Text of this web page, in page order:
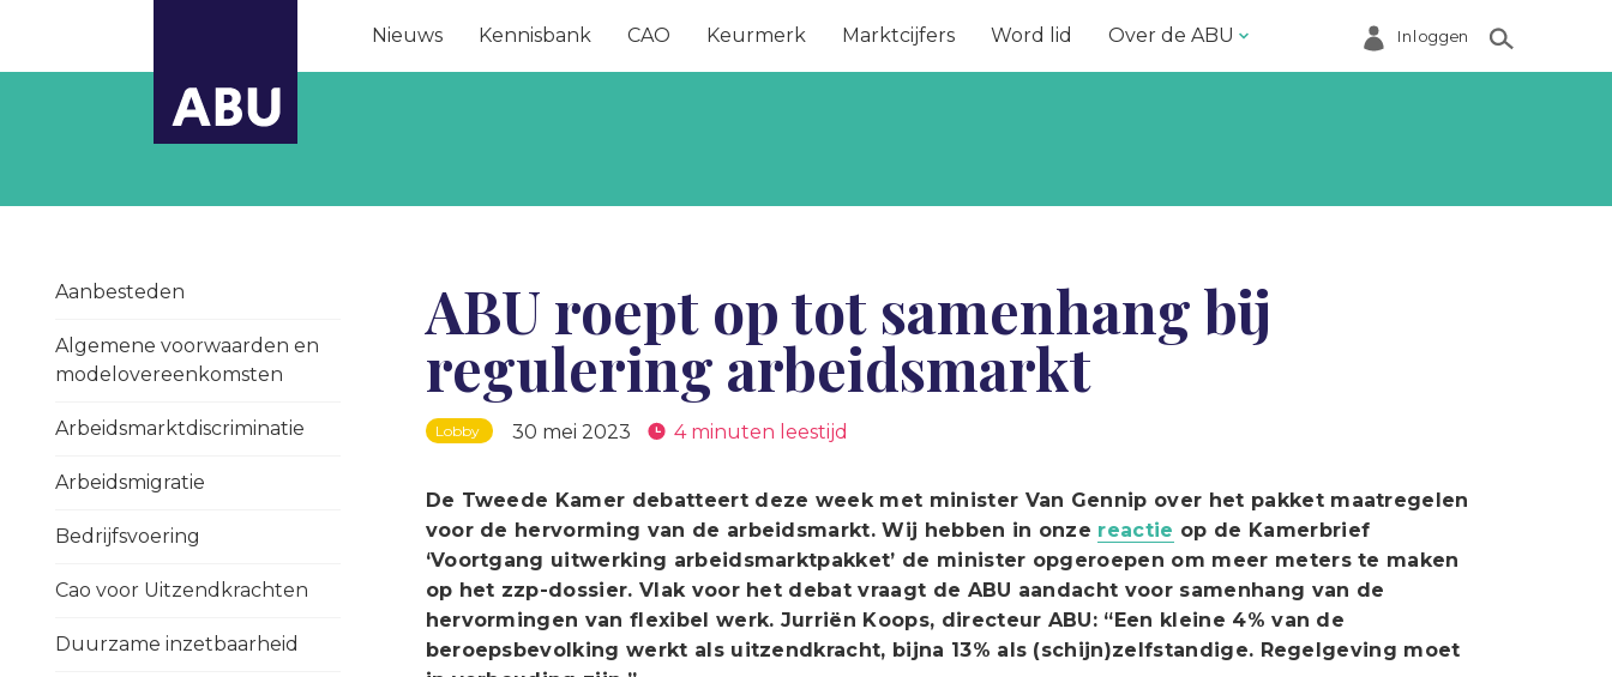
Nieuws Kennisbank CAO Keurmerk Marktcijfers Word lid Over de ABU
Helpdesk
Ledenregister
Ledenservice
Over de ABU
Statuten en reglementen
Vacatures
Vestigingen ABU-leden
Inloggen
Aanbesteden
Algemene voorwaarden en
modelovereenkomsten
Arbeidsmarktdiscriminatie
Arbeidsmigratie
Bedrijfsvoering
Cao voor Uitzendkrachten
Duurzame inzetbaarheid
ABU roept op tot samenhang bij
regulering arbeidsmarkt
Lobby 30 mei 2023 4 minuten leestijd
De Tweede Kamer debatteert deze week met minister Van Gennip over het pakket maatregelen
voor de hervorming van de arbeidsmarkt. Wij hebben in onze reactie op de Kamerbrief
‘Voortgang uitwerking arbeidsmarktpakket’ de minister opgeroepen om meer meters te maken
op het zzp-dossier. Vlak voor het debat vraagt de ABU aandacht voor samenhang van de
hervormingen van flexibel werk. Jurriën Koops, directeur ABU: “Een kleine 4% van de
beroepsbevolking werkt als uitzendkracht, bijna 13% als (schijn)zelfstandige. Regelgeving moet